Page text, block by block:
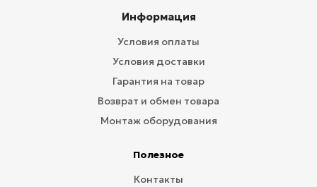
Информация
Условия оплаты
Условия доставки
Гарантия на товар
Возврат и обмен товара
Монтаж оборудования
Полезное
Контакты